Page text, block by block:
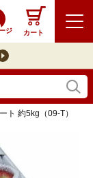
ジ カート
ト 約5kg（09-T）